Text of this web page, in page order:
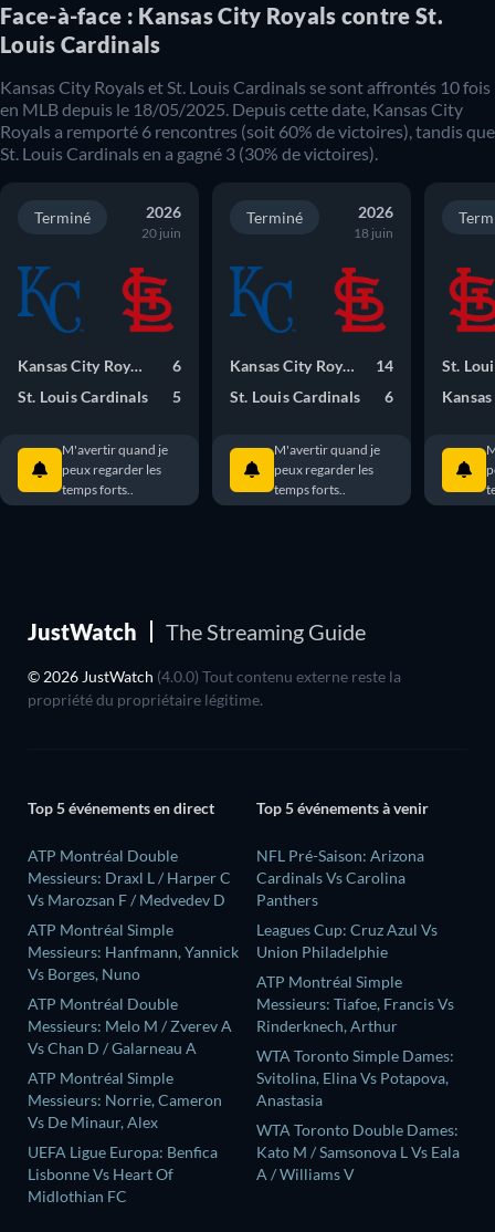
Face-à-face : Kansas City Royals contre St.
Louis Cardinals
Kansas City Royals et St. Louis Cardinals se sont affrontés 10fois
en MLBdepuis le 18/05/2025 . Depuis cette date, Kansas City
Royals a remporté 6 rencontres (soit 60% de victoires), tandis que
St. Louis Cardinals en a gagné 3 (30% de victoires).
Terminé 2026
20 juin
Kansas City Royals
6
St. Louis Cardinals
5
M'avertir quand je
peux regarder les
temps forts..
Terminé 2026
18 juin
Kansas City Royals
14
St. Louis Cardinals
6
M'avertir quand je
peux regarder les
temps forts..
St.
JustWatch The Streaming Guide
© 2026 JustWatch (4.0.0) Tout contenu externe reste la
propriété du propriétaire légitime.
Top 5 événements en direct
ATP Montréal Double
Messieurs: Draxl L / Harper C
Vs Marozsan F / Medvedev D
ATP Montréal Simple
Messieurs: Hanfmann, Yannick
Vs Borges, Nuno
ATP Montréal Double
Messieurs: Melo M / Zverev A
Vs Chan D / Galarneau A
ATP Montréal Simple
Messieurs: Norrie, Cameron
Vs De Minaur, Alex
UEFA Ligue Europa: Benfica
Lisbonne Vs Heart Of
Midlothian FC
Top 5 événements à venir
NFL Pré-Saison: Arizona
Cardinals Vs Carolina
Panthers
Leagues Cup: Cruz Azul Vs
Union Philadelphie
ATP Montréal Simple
Messieurs: Tiafoe, Francis Vs
Rinderknech, Arthur
WTA Toronto Simple Dames:
Svitolina, Elina Vs Potapova,
Anastasia
WTA Toronto Double Dames:
Kato M / Samsonova L Vs Eala
A / Williams V